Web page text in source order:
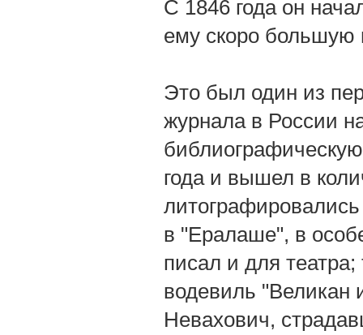
С 1846 года он
ему скоро большую
Это был один из
журнала в России
года и вышел в
в "Ералаше", в
писал и для
водевиль "Великан
Невахович,